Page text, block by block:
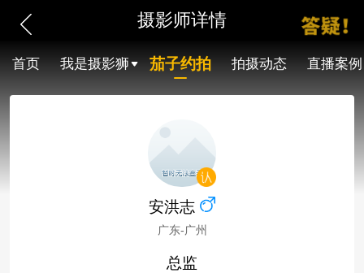
摄影师详情
首页 我是摄影狮 茄子约拍 拍摄动态 直播案例
安洪志
广东-广州
总监